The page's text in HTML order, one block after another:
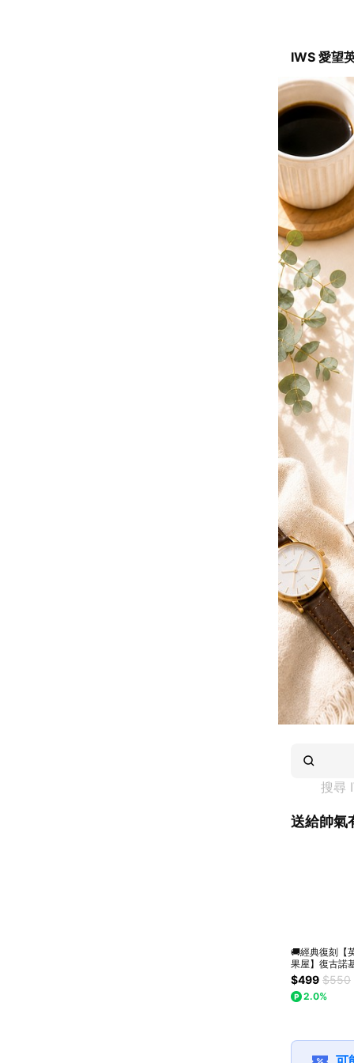
IWS 愛望
搜尋
送給帥氣
🚚經典復刻【
果屋】復古諾
機糖果盒｜父
物｜英國糖隨
包入｜快速出
$499 $550
2.0%